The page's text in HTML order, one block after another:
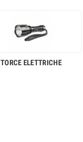
TORCE ELETTRICHE